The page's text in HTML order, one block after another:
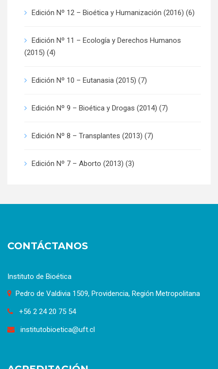
Edición Nº 12 – Bioética y Humanización (2016) (6)
Edición Nº 11 – Ecología y Derechos Humanos
(2015) (4)
Edición Nº 10 – Eutanasia (2015) (7)
Edición Nº 9 – Bioética y Drogas (2014) (7)
Edición Nº 8 – Transplantes (2013) (7)
Edición Nº 7 – Aborto (2013) (3)
CONTÁCTANOS
Instituto de Bioética
Pedro de Valdivia 1509, Providencia, Región Metropolitana
+56 2 24 20 75 54
institutobioetica@uft.cl